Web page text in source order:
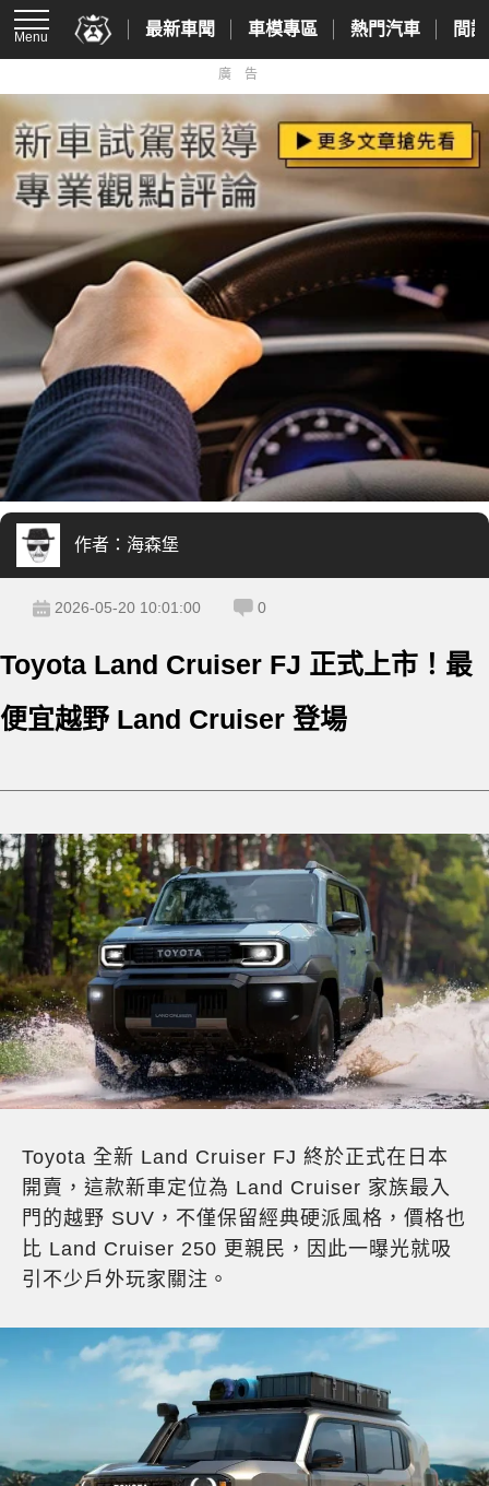
Menu 最新車聞 車模專區 熱門汽車 間
廣告
作者： 海森堡
2026-05-20 10:01:00 0
Toyota Land Cruiser FJ 正式上市！最
便宜越野 Land Cruiser 登場
Toyota 全新 Land Cruiser FJ 終於正式在日本
開賣，這款新車定位為 Land Cruiser 家族最入
門的越野 SUV，不僅保留經典硬派風格，價格也
比 Land Cruiser 250 更親民，因此一曝光就吸
引不少戶外玩家關注。